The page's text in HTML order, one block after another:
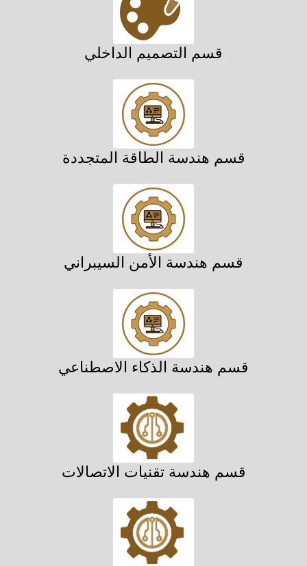
قسم التصميم الداخلي
قسم هندسة الطاقة المتجددة
قسم هندسة الأمن السيبراني
قسم هندسة الذكاء الاصطناعي
قسم هندسة تقنيات الاتصالات